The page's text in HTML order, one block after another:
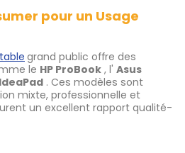
pour un Usage
grand public offre des
le HP ProBook , l' Asus
. Ces modèles sont
mixte, professionnelle et
un excellent rapport qualité-